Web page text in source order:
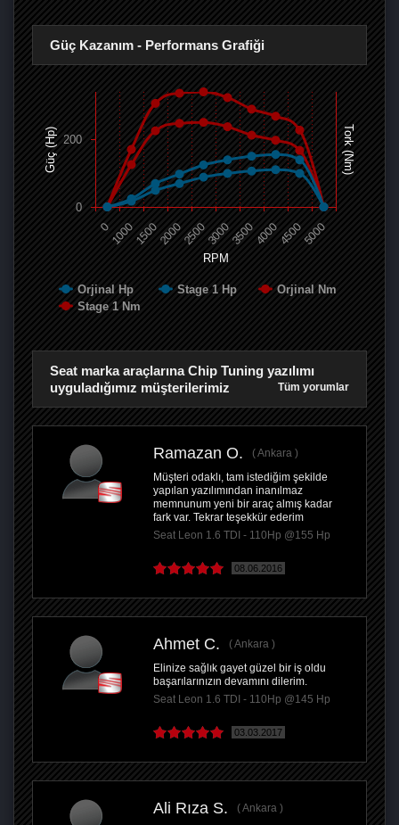
Güç Kazanım - Performans Grafiği
RPM
Güç (Hp) Tork (Nm)
Orjinal Hp Stage 1 Hp
Orjinal Nm
Stage 1 Nm
0 100015002000250030003500400045005000
0
200
Seat marka araçlarına Chip Tuning yazılımı
uyguladığımız müşterilerimiz
Tüm yorumlar
Ramazan O.
Ankara
Müşteri odaklı, tam istediğim şekilde
yapılan yazılımından inanılmaz
memnunum yeni bir araç almış kadar
fark var. Tekrar teşekkür ederim
Seat Leon 1.6 TDI - 110Hp @155 Hp
08.06.2016
Ahmet C.
Ankara
Elinize sağlık gayet güzel bir iş oldu
başarılarınızın devamını dilerim.
Seat Leon 1.6 TDI - 110Hp @145 Hp
03.03.2017
Ali Rıza S.
Ankara